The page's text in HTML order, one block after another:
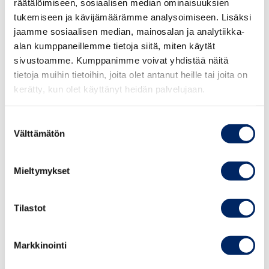
räätälöimiseen, sosiaalisen median ominaisuuksien
tukemiseen ja kävijämäärämme analysoimiseen. Lisäksi
jaamme sosiaalisen median, mainosalan ja analytiikka-
alan kumppaneillemme tietoja siitä, miten käytät
sivustoamme. Kumppanimme voivat yhdistää näitä
tietoja muihin tietoihin, joita olet antanut heille tai joita on
kerätty, kun olet käyttänyt heidän palvelujaan.
valinta
Välttämätön
Mieltymykset
Tilastot
Markkinointi
kestävyysraportointia tai yhdenmukaistamassa
raportointia VSME:n kanssa, koulutus auttaa
hyödyntämään VSME:tä parhaalla mahdollisella tavalla.
Koulutus soveltuu erityisesti mikro- ja pk-yritysten
johdolle, hallituksen jäsenille, raportointi- ja
vastuullisuusasiantuntijoille sekä kaikille VSME-
8:30-11:30. Toimitamme lähetyslinkin osallistujille
Koulutus koostuu sekä tallenne-, että Q&A -osiosta,
25.8.2026
Johdon
vastuullisuusvalmennus